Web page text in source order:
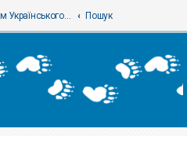
форум Українського теріологічного товариства Пошук